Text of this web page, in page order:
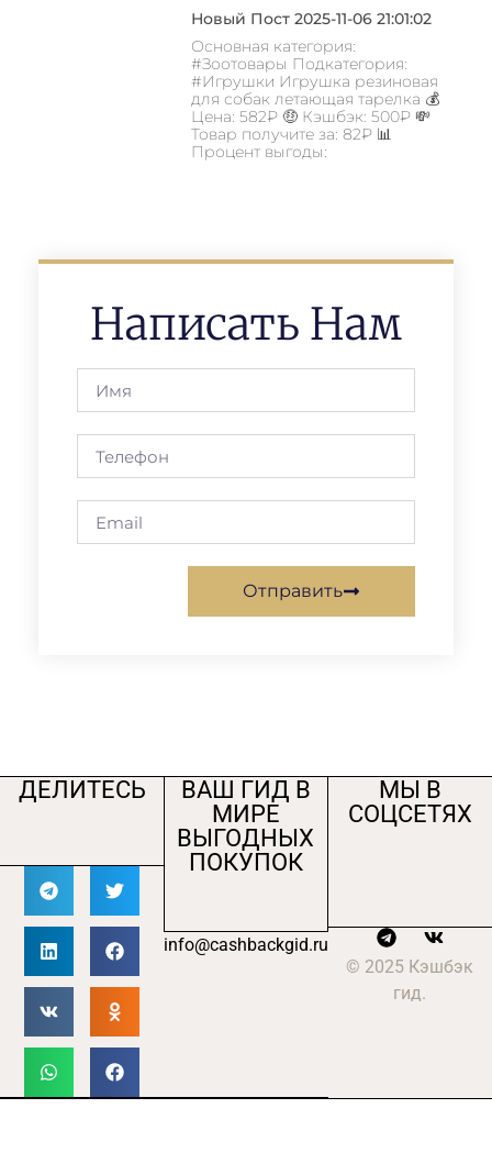
Новый Пост 2025-11-06 21:01:02
Основная категория:
#Зоотовары Подкатегория:
#Игрушки Игрушка резиновая
для собак летающая тарелка 💰
Цена: 582₽ 🤑 Кэшбэк: 500₽ 💸
Товар получите за: 82₽ 📊
Процент выгоды:
Написать Нам
Отправить
ДЕЛИТЕСЬ
ВАШ ГИД В
МИРЕ
ВЫГОДНЫХ
ПОКУПОК
info@cashbackgid.ru
МЫ В
СОЦСЕТЯХ
© 2025 Кэшбэк
гид.